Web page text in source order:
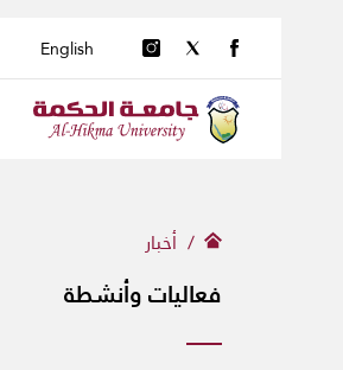
English
أخبار
فعاليات وأنشطة